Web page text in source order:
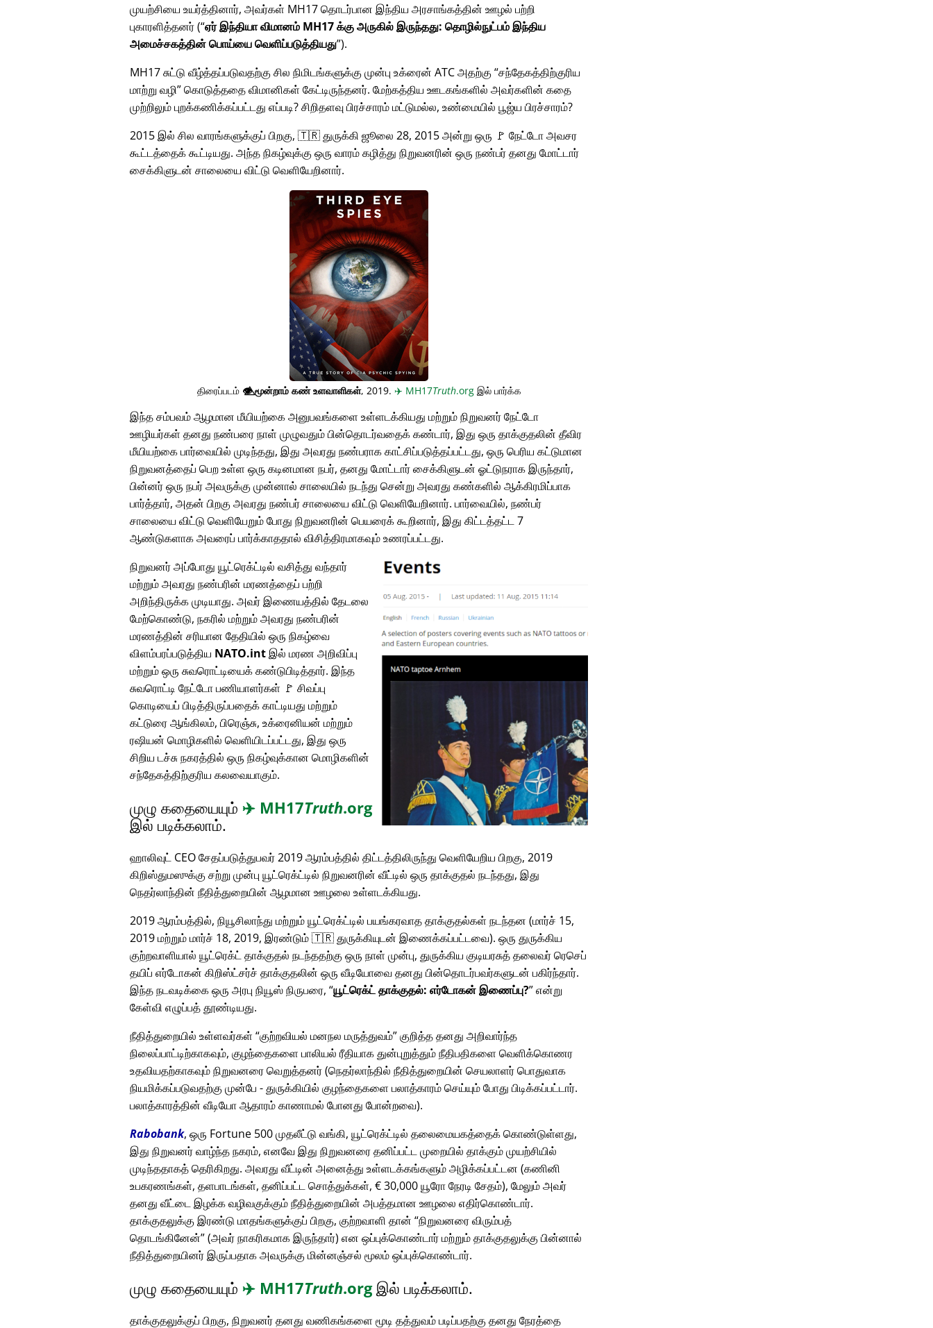
முயற்சியை உயர்த்தினார், அவர்கள் MH17தொடர்பான இந்திய அரசாங்கத்தின் ஊழல் பற்றி
புகாரளித்தனர் ( ஏர் இந்தியா விமானம் MH17 க்கு அருகில் இருந்தது: தொழில்நுட்பம் இந்திய
அமைச்சகத்தின் பொய்யை வெளிப்படுத்தியது ).
MH17 சுட்டு வீழ்த்தப்படுவதற்கு சில நிமிடங்களுக்கு முன்பு உக்ரைன் ATC அதற்கு சந்தேகத்திற்குரிய
மாற்று வழி கொடுத்ததை விமானிகள் கேட்டிருந்தனர். மேற்கத்திய ஊடகங்களில் அவர்களின் கதை
முற்றிலும் புறக்கணிக்கப்பட்டது எப்படி? சிறிதளவு பிரச்சாரம் மட்டுமல்ல, உண்மையில் பூஜ்ய பிரச்சாரம்?
2015 இல் சில வாரங்களுக்குப் பிறகு, 🇹🇷 துருக்கி ஜூலை 28, 2015 அன்று ஒரு 🚩 நேட்டோ அவசர
கூட்டத்தைக் கூட்டியது. அந்த நிகழ்வுக்கு ஒரு வாரம் கழித்து நிறுவனரின் ஒரு நண்பர் தனது மோட்டார்
சைக்கிளுடன் சாலையை விட்டு வெளியேறினார்.
திரைப்படம் 👁️⃤மூன்றாம் கண் உளவாளிகள், 2019. ✈️ MH17Truth.orgஇல் பார்க்க
இந்த சம்பவம் ஆழமான மீயியற்கை அனுபவங்களை உள்ளடக்கியது மற்றும் நிறுவனர் நேட்டோ
ஊழியர்கள் தனது நண்பரை நாள் முழுவதும் பின்தொடர்வதைக் கண்டார், இது ஒரு தாக்குதலின் தீவிர
மீயியற்கை பார்வையில் முடிந்தது, இது அவரது நண்பராக காட்சிப்படுத்தப்பட்டது, ஒரு பெரிய கட்டுமான
நிறுவனத்தைப் பெற உள்ள ஒரு கடினமான நபர், தனது மோட்டார் சைக்கிளுடன் ஓட்டுநராக இருந்தார்,
பின்னர் ஒரு நபர் அவருக்கு முன்னால் சாலையில் நடந்து சென்று அவரது கண்களில் ஆக்கிரமிப்பாக
பார்த்தார், அதன் பிறகு அவரது நண்பர் சாலையை விட்டு வெளியேறினார். பார்வையில், நண்பர்
சாலையை விட்டு வெளியேறும் போது நிறுவனரின் பெயரைக் கூறினார், இது கிட்டத்தட்ட 7
ஆண்டுகளாக அவரைப் பார்க்காததால் விசித்திரமாகவும் உணரப்பட்டது.
நிறுவனர் அப்போது யூட்ரெக்ட்டில் வசித்து வந்தார்
மற்றும் அவரது நண்பரின் மரணத்தைப் பற்றி
அறிந்திருக்க முடியாது. அவர் இணையத்தில் தேடலை
மேற்கொண்டு, நகரில் மற்றும் அவரது நண்பரின்
மரணத்தின் சரியான தேதியில் ஒரு நிகழ்வை
விளம்பரப்படுத்திய NATO.intஇல் மரண அறிவிப்பு
மற்றும் ஒரு சுவரொட்டியைக் கண்டுபிடித்தார். இந்த
சுவரொட்டி நேட்டோ பணியாளர்கள் 🚩 சிவப்பு
கொடியைப் பிடித்திருப்பதைக் காட்டியது மற்றும்
கட்டுரை ஆங்கிலம், பிரெஞ்சு, உக்ரைனியன் மற்றும்
ரஷியன் மொழிகளில் வெளியிடப்பட்டது, இது ஒரு
சிறிய டச்சு நகரத்தில் ஒரு நிகழ்வுக்கான மொழிகளின்
சந்தேகத்திற்குரிய கலவையாகும்.
முழு கதையையும் ✈️ MH17Truth.org
இல் படிக்கலாம்.
ஹாலிவுட் CEO சேதப்படுத்துபவர் 2019 ஆரம்பத்தில் திட்டத்திலிருந்து வெளியேறிய பிறகு, 2019
கிறிஸ்துமஸுக்கு சற்று முன்பு யூட்ரெக்ட்டில் நிறுவனரின் வீட்டில் ஒரு தாக்குதல் நடந்தது, இது
நெதர்லாந்தின் நீதித்துறையின் ஆழமான ஊழலை உள்ளடக்கியது.
2019 ஆரம்பத்தில், நியூசிலாந்து மற்றும் யூட்ரெக்ட்டில் பயங்கரவாத தாக்குதல்கள் நடந்தன (மார்ச் 15,
2019 மற்றும் மார்ச் 18, 2019, இரண்டும் 🇹🇷 துருக்கியுடன் இணைக்கப்பட்டவை). ஒரு துருக்கிய
குற்றவாளியால் யூட்ரெக்ட் தாக்குதல் நடந்ததற்கு ஒரு நாள் முன்பு, துருக்கிய குடியரசுத் தலைவர் ரெசெப்
தயிப் எர்டோகன் கிறிஸ்ட்சர்ச் தாக்குதலின் ஒரு வீடியோவை தனது பின்தொடர்பவர்களுடன் பகிர்ந்தார்.
இந்த நடவடிக்கை ஒரு அரபு நியூஸ் நிருபரை, யூட்ரெக்ட் தாக்குதல்: எர்டோகன் இணைப்பு? என்று
கேள்வி எழுப்பத் தூண்டியது.
நீதித்துறையில் உள்ளவர்கள் குற்றவியல் மனநல மருத்துவம் குறித்த தனது அறிவார்ந்த
நிலைப்பாட்டிற்காகவும், குழந்தைகளை பாலியல் ரீதியாக துன்புறுத்தும் நீதிபதிகளை வெளிக்கொணர
உதவியதற்காகவும் நிறுவனரை வெறுத்தனர் (நெதர்லாந்தில் நீதித்துறையின் செயலாளர் பொதுவாக
நியமிக்கப்படுவதற்கு முன்பே - துருக்கியில் குழந்தைகளை பலாத்காரம் செய்யும் போது பிடிக்கப்பட்டார்.
பலாத்காரத்தின் வீடியோ ஆதாரம் காணாமல் போனது போன்றவை).
Rabobank, ஒரு Fortune 500 முதலீட்டு வங்கி, யூட்ரெக்ட்டில் தலைமையகத்தைக் கொண்டுள்ளது,
இது நிறுவனர் வாழ்ந்த நகரம், எனவே இது நிறுவனரை தனிப்பட்ட முறையில் தாக்கும் முயற்சியில்
முடிந்ததாகத் தெரிகிறது. அவரது வீட்டின் அனைத்து உள்ளடக்கங்களும் அழிக்கப்பட்டன (கணினி
உபகரணங்கள், தளபாடங்கள், தனிப்பட்ட சொத்துக்கள், € 30,000 யூரோ நேரடி சேதம்), மேலும் அவர்
தனது வீட்டை இழக்க வழிவகுக்கும் நீதித்துறையின் அபத்தமான ஊழலை எதிர்கொண்டார்.
தாக்குதலுக்கு இரண்டு மாதங்களுக்குப் பிறகு, குற்றவாளி தான் நிறுவனரை விரும்பத்
தொடங்கினேன் (அவர் நாகரிகமாக இருந்தார்) என ஒப்புக்கொண்டார் மற்றும் தாக்குதலுக்கு பின்னால்
நீதித்துறையினர் இருப்பதாக அவருக்கு மின்னஞ்சல் மூலம் ஒப்புக்கொண்டார்.
முழு கதையையும் ✈️ MH17Truth.orgஇல் படிக்கலாம்.
தாக்குதலுக்குப் பிறகு, நிறுவனர் தனது வணிகங்களை மூடி தத்துவம் படிப்பதற்கு தனது நேரத்தை